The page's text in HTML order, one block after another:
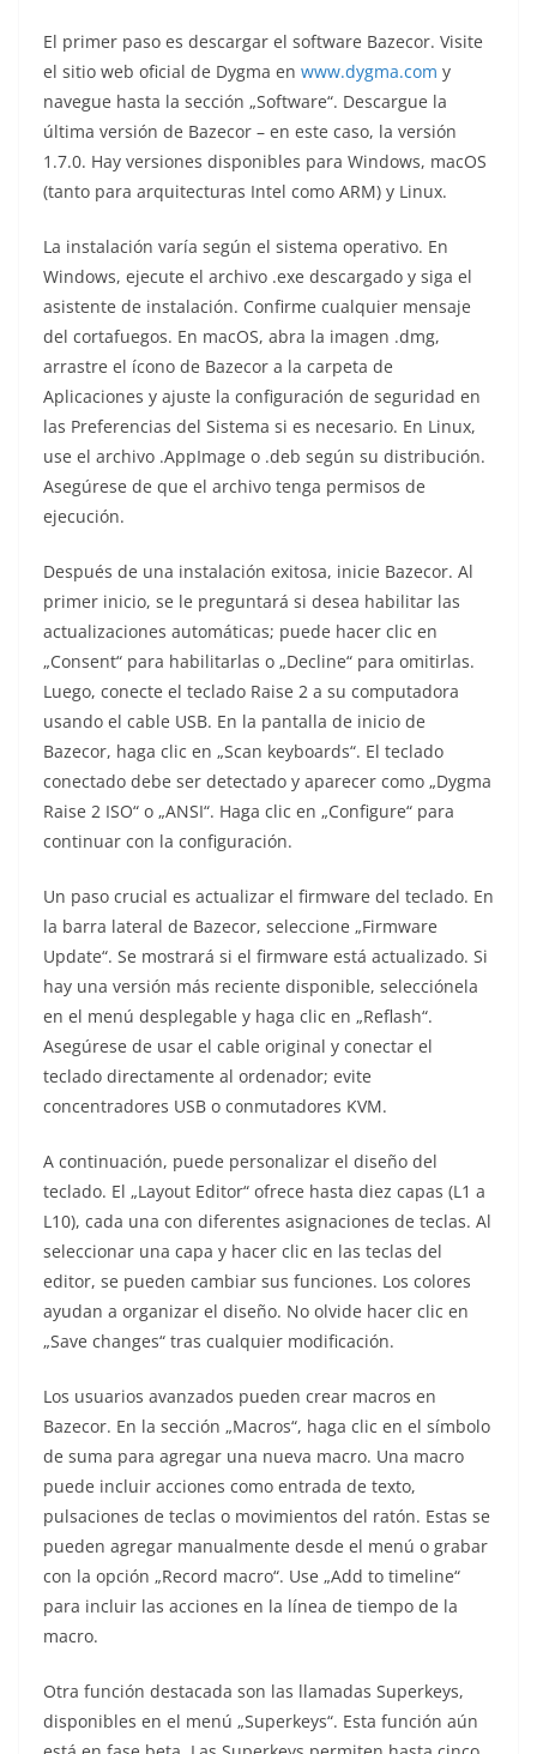
El primer paso es descargar el software Bazecor. Visite
el sitio web oficial de Dygma en www.dygma.com y
navegue hasta la sección „Software“. Descargue la
última versión de Bazecor – en este caso, la versión
1.7.0. Hay versiones disponibles para Windows, macOS
(tanto para arquitecturas Intel como ARM) y Linux.
La instalación varía según el sistema operativo. En
Windows, ejecute el archivo .exe descargado y siga el
asistente de instalación. Confirme cualquier mensaje
del cortafuegos. En macOS, abra la imagen .dmg,
arrastre el ícono de Bazecor a la carpeta de
Aplicaciones y ajuste la configuración de seguridad en
las Preferencias del Sistema si es necesario. En Linux,
use el archivo .AppImage o .deb según su distribución.
Asegúrese de que el archivo tenga permisos de
ejecución.
Después de una instalación exitosa, inicie Bazecor. Al
primer inicio, se le preguntará si desea habilitar las
actualizaciones automáticas; puede hacer clic en
„Consent“ para habilitarlas o „Decline“ para omitirlas.
Luego, conecte el teclado Raise 2 a su computadora
usando el cable USB. En la pantalla de inicio de
Bazecor, haga clic en „Scan keyboards“. El teclado
conectado debe ser detectado y aparecer como „Dygma
Raise 2 ISO“ o „ANSI“. Haga clic en „Configure“ para
continuar con la configuración.
Un paso crucial es actualizar el firmware del teclado. En
la barra lateral de Bazecor, seleccione „Firmware
Update“. Se mostrará si el firmware está actualizado. Si
hay una versión más reciente disponible, selecciónela
en el menú desplegable y haga clic en „Reflash“.
Asegúrese de usar el cable original y conectar el
teclado directamente al ordenador; evite
concentradores USB o conmutadores KVM.
A continuación, puede personalizar el diseño del
teclado. El „Layout Editor“ ofrece hasta diez capas (L1 a
L10), cada una con diferentes asignaciones de teclas. Al
seleccionar una capa y hacer clic en las teclas del
editor, se pueden cambiar sus funciones. Los colores
ayudan a organizar el diseño. No olvide hacer clic en
„Save changes“ tras cualquier modificación.
Los usuarios avanzados pueden crear macros en
Bazecor. En la sección „Macros“, haga clic en el símbolo
de suma para agregar una nueva macro. Una macro
puede incluir acciones como entrada de texto,
pulsaciones de teclas o movimientos del ratón. Estas se
pueden agregar manualmente desde el menú o grabar
con la opción „Record macro“. Use „Add to timeline“
para incluir las acciones en la línea de tiempo de la
macro.
Otra función destacada son las llamadas Superkeys,
disponibles en el menú „Superkeys“. Esta función aún